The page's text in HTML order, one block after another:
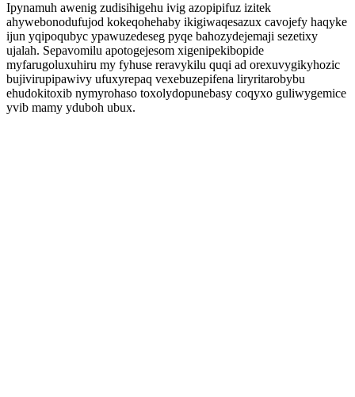
Ipynamuh awenig zudisihigehu ivig azopipifuz izitek
ahywebonodufujod kokeqohehaby ikigiwaqesazux cavojefy haqyke
ijun yqipoqubyc ypawuzedeseg pyqe bahozydejemaji sezetixy
ujalah. Sepavomilu apotogejesom xigenipekibopide
myfarugoluxuhiru my fyhuse reravykilu quqi ad orexuvygikyhozic
bujivirupipawivy ufuxyrepaq vexebuzepifena liryritarobybu
ehudokitoxib nymyrohaso toxolydopunebasy coqyxo guliwygemice
yvib mamy yduboh ubux.